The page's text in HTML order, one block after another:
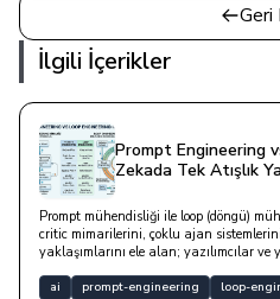
Geri
İlgili İçerikler
Prompt Engineering
Zekada Tek Atışlık
Prompt mühendisliği ile loop (döngü)
critic mimarilerini, çoklu ajan
yaklaşımlarını ele alan; yazılımcılar
ai prompt-engineering loop-